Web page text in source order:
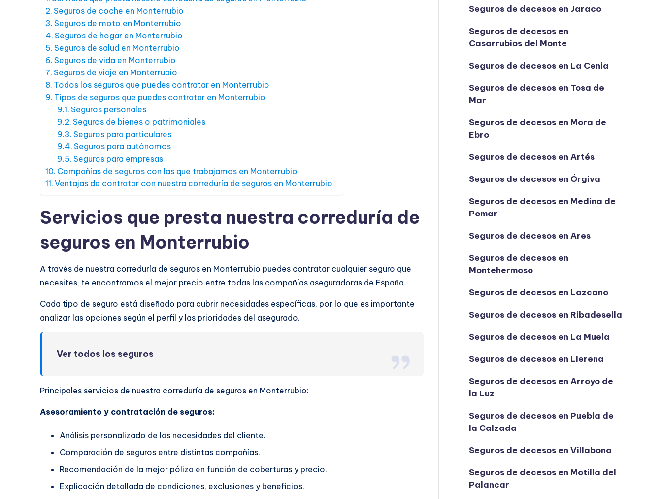
Seguros de coche en Monterrubio
Seguros de moto en Monterrubio
Seguros de hogar en Monterrubio
Seguros de salud en Monterrubio
Seguros de vida en Monterrubio
Seguros de viaje en Monterrubio
Todos los seguros que puedes contratar en Monterrubio
Tipos de seguros que puedes contratar en Monterrubio
Seguros personales
Seguros de bienes o patrimoniales
Seguros para particulares
Seguros para autónomos
Seguros para empresas
Compañías de seguros con las que trabajamos en Monterrubio
Ventajas de contratar con nuestra correduría de seguros en Monterrubio
Servicios que presta nuestra correduría de
seguros en Monterrubio
A través de nuestra correduría de seguros en Monterrubio puedes contratar cualquier seguro que
necesites, te encontramos el mejor precio entre todas las compañías aseguradoras de España.
Cada tipo de seguro está diseñado para cubrir necesidades específicas, por lo que es importante
analizar las opciones según el perfil y las prioridades del asegurado.
Ver todos los seguros
Principales servicios de nuestra correduría de seguros en Monterrubio:
Asesoramiento y contratación de seguros:
Análisis personalizado de las necesidades del cliente.
Comparación de seguros entre distintas compañías.
Recomendación de la mejor póliza en función de coberturas y precio.
Explicación detallada de condiciones, exclusiones y beneficios.
Seguros de decesos en Jaraco
Seguros de decesos en
Casarrubios del Monte
Seguros de decesos en La Cenia
Seguros de decesos en Tosa de
Mar
Seguros de decesos en Mora de
Ebro
Seguros de decesos en Artés
Seguros de decesos en Órgiva
Seguros de decesos en Medina de
Pomar
Seguros de decesos en Ares
Seguros de decesos en
Montehermoso
Seguros de decesos en Lazcano
Seguros de decesos en Ribadesella
Seguros de decesos en La Muela
Seguros de decesos en Llerena
Seguros de decesos en Arroyo de
la Luz
Seguros de decesos en Puebla de
la Calzada
Seguros de decesos en Villabona
Seguros de decesos en Motilla del
Palancar